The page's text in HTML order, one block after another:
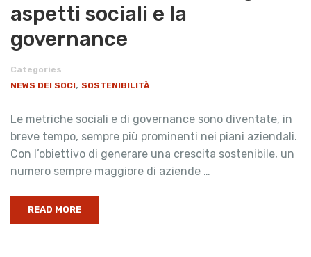
aspetti sociali e la
governance
Categories
NEWS DEI SOCI, SOSTENIBILITÀ
Le metriche sociali e di governance sono diventate, in
breve tempo, sempre più prominenti nei piani aziendali.
Con l’obiettivo di generare una crescita sostenibile, un
numero sempre maggiore di aziende …
READ MORE